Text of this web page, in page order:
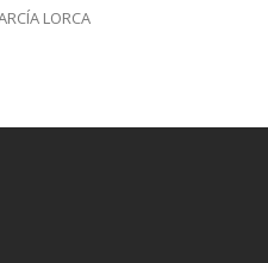
LORCA